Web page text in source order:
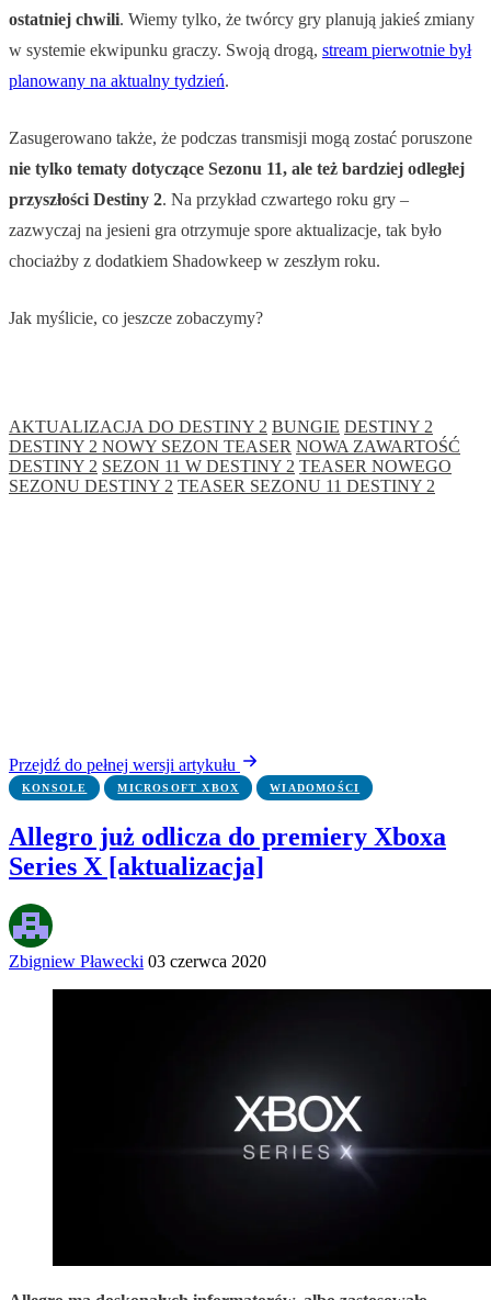
ostatniej chwili. Wiemy tylko, że twórcy gry planują jakieś zmiany
w systemie ekwipunku graczy. Swoją drogą, stream pierwotnie był
planowany na aktualny tydzień.
Zasugerowano także, że podczas transmisji mogą zostać poruszone
nie tylko tematy dotyczące Sezonu 11, ale też bardziej odległej
przyszłości Destiny 2. Na przykład czwartego roku gry –
zazwyczaj na jesieni gra otrzymuje spore aktualizacje, tak było
chociażby z dodatkiem Shadowkeep w zeszłym roku.
Jak myślicie, co jeszcze zobaczymy?
AKTUALIZACJA DO DESTINY 2 BUNGIE DESTINY 2
DESTINY 2 NOWY SEZON TEASER NOWA ZAWARTOŚĆ
DESTINY 2 SEZON 11 W DESTINY 2 TEASER NOWEGO
SEZONU DESTINY 2 TEASER SEZONU 11 DESTINY 2
Przejdź do pełnej wersji artykułu
KONSOLE MICROSOFT XBOX WIADOMOŚCI
Allegro już odlicza do premiery Xboxa
Series X [aktualizacja]
Zbigniew Pławecki 03 czerwca 2020